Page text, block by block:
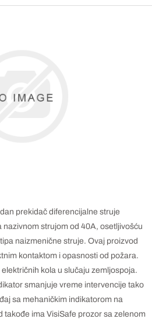
prekidač diferencijalne struje
nazivnom strujom od 40A, osetljivošću
naizmenične struje. Ovaj proizvod
kontaktom i opasnosti od požara.
kola u slučaju zemljospoja.
smanjuje vreme intervencije tako
sa mehaničkim indikatorom na
takođe ima VisiSafe prozor sa zelenom